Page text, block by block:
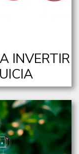
INVERTIR